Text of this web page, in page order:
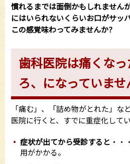
慣れるまでは面倒かもしれません
にはいられないくらいお口がサッ
この感覚味わってみませんか?
歯科医院は痛くな
ろ、になっていませ
「痛む」、「詰め物がとれた」な
医院に行くと、すでに重症化して
症状が出てから受診すると ・・
用がかかる。